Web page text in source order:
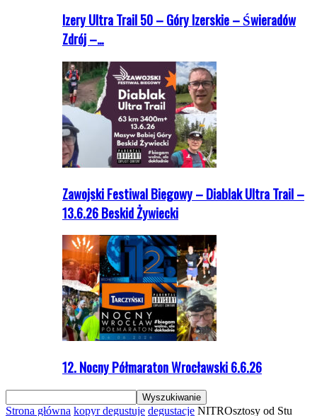
Izery Ultra Trail 50 – Góry Izerskie – Świeradów
Zdrój –…
Zawojski Festiwal Biegowy – Diablak Ultra Trail –
13.6.26 Beskid Żywiecki
12. Nocny Półmaraton Wrocławski 6.6.26
Strona główna kopyr degustuje degustacje NITROsztosy od Stu